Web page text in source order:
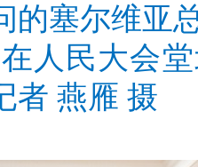
的塞尔维亚
人民大会
者 燕雁 摄